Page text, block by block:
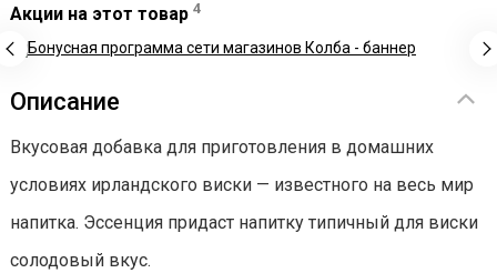
Акции на этот товар 4
Описание
Вкусовая добавка для приготовления в домашних
условиях ирландского виски — известного на весь мир
напитка. Эссенция придаст напитку типичный для виски
солодовый вкус.